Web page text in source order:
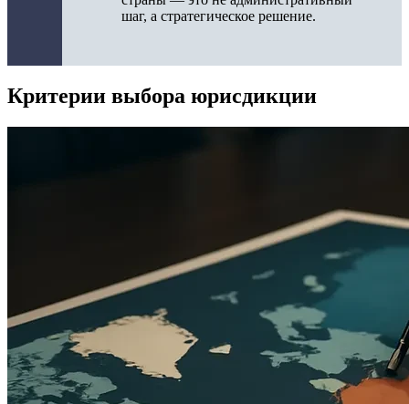
шаг, а стратегическое решение.
Критерии выбора юрисдикции